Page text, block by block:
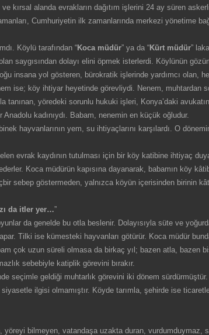
kırsal alanda evrakların dağıtım işlerini 24 ay süren
Cumhuriyetin ilk zamanlarında merkezi yönetime
Köylü tarafından “Koca müdür” ya da “Kürt müdür”
saygısından dolayı elini öpmek isterlerdi. Köylünün
insana yol gösteren, bürokratik işlerinde yardımcı olan,
ise; köy ihtiyar heyetinde görevliydi. Nenem,
tanınan, yöredeki sorunlu hukuki işleri, Konya’daki
kadınıydı. Babam, nenemin en küçük oğludur.
hayvanlarının yem, su ihtiyaçlarını karşılardı. O
evrak kaydının tutulması için bir köy katibine ihtiyaç
Koca müdürün kapısına dayanarak, babamın köy
sebep göstermeden, yalnızca köyün içerisinden birinin
da itler yer…”
da genelde bu otla beslenir. Dolayısıyla süte ve
Tilki ise kümesteki hayvanları götürür. Koca müdür
çok uzun süreli olmasa da birkaç yıl; bazen atla,
sebebiyle katiplik görevini bırakır.
seçimle geldiği muhtarlık görevini iki dönem
ilgisi olmamıştır. Köyde tarımla, şehirde ise ticaretle
yöreyi bilmeyen, vatandaşa uzakta duran,